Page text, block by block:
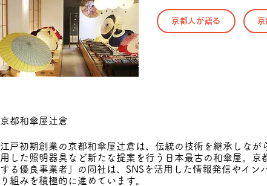
京都人が語る
京都和傘屋辻倉
江戸初期創業の京都和傘屋辻倉は、伝統の技術を継承しな
用した照明器具など新たな提案を行う日本最古の和傘屋。
する優良事業者」の同社は、SNSを活用した情報発信やイ
り組みを積極的に進めています。